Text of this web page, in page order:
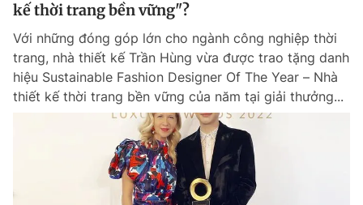
kế thời trang bền vững"?
Với những đóng góp lớn cho ngành công nghiệp thời
trang, nhà thiết kế Trần Hùng vừa được trao tặng danh
hiệu Sustainable Fashion Designer Of The Year – Nhà
thiết kế thời trang bền vững của năm tại giải thưởng...